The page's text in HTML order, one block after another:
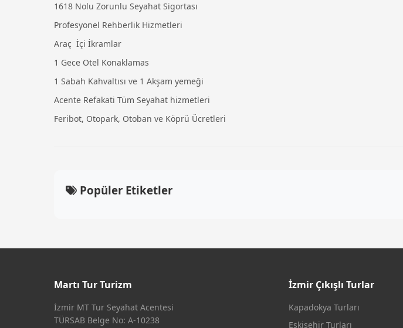
1618 Nolu Zorunlu Seyahat Sigortası
Profesyonel Rehberlik Hizmetleri
Araç İçi İkramlar
1 Gece Otel Konaklamas
1 Sabah Kahvaltısı ve 1 Akşam yemeği
Acente Refakati Tüm Seyahat hizmetleri
Feribot, Otopark, Otoban ve Köprü Ücretleri
Popüler Etiketler
Martı Tur Turizm
İzmir MT Tur Seyahat Acentesi
TÜRSAB Belge No: A-10238
İzmir Çıkışlı Turlar
Kapadokya Turları
Eskişehir Turları